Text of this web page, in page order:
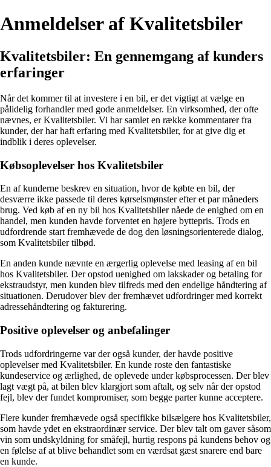
Anmeldelser af Kvalitetsbiler
Kvalitetsbiler: En gennemgang af kunders
erfaringer
Når det kommer til at investere i en bil, er det vigtigt at vælge en
pålidelig forhandler med gode anmeldelser. En virksomhed, der ofte
nævnes, er Kvalitetsbiler. Vi har samlet en række kommentarer fra
kunder, der har haft erfaring med Kvalitetsbiler, for at give dig et
indblik i deres oplevelser.
Købsoplevelser hos Kvalitetsbiler
En af kunderne beskrev en situation, hvor de købte en bil, der
desværre ikke passede til deres kørselsmønster efter et par måneders
brug. Ved køb af en ny bil hos Kvalitetsbiler nåede de enighed om en
handel, men kunden havde forventet en højere byttepris. Trods en
udfordrende start fremhævede de dog den løsningsorienterede dialog,
som Kvalitetsbiler tilbød.
En anden kunde nævnte en ærgerlig oplevelse med leasing af en bil
hos Kvalitetsbiler. Der opstod uenighed om lakskader og betaling for
ekstraudstyr, men kunden blev tilfreds med den endelige håndtering af
situationen. Derudover blev der fremhævet udfordringer med korrekt
adressehåndtering og fakturering.
Positive oplevelser og anbefalinger
Trods udfordringerne var der også kunder, der havde positive
oplevelser med Kvalitetsbiler. En kunde roste den fantastiske
kundeservice og ærlighed, de oplevede under købsprocessen. Der blev
lagt vægt på, at bilen blev klargjort som aftalt, og selv når der opstod
fejl, blev der fundet kompromiser, som begge parter kunne acceptere.
Flere kunder fremhævede også specifikke bilsælgere hos Kvalitetsbiler,
som havde ydet en ekstraordinær service. Der blev talt om gaver såsom
vin som undskyldning for småfejl, hurtig respons på kundens behov og
en følelse af at blive behandlet som en værdsat gæst snarere end bare
en kunde.